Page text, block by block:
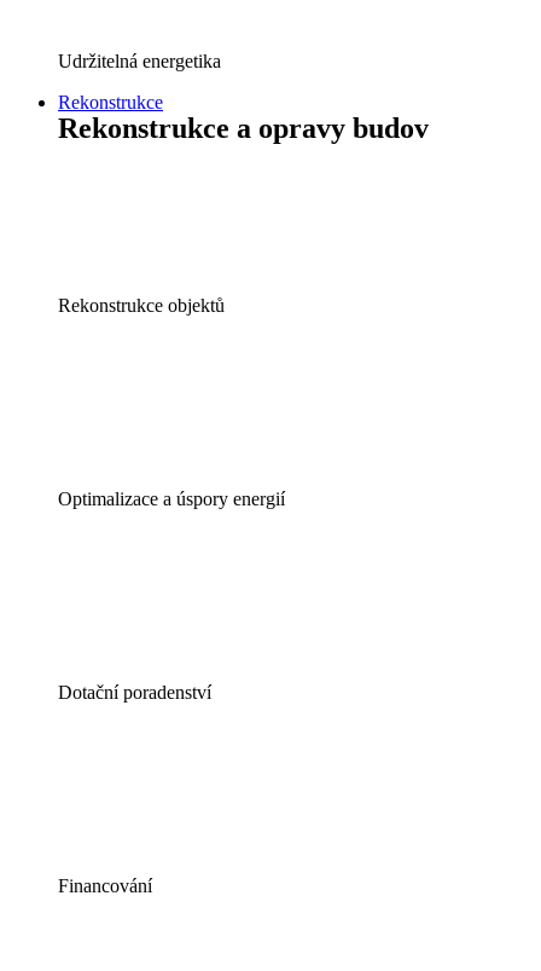
Udržitelná energetika
Rekonstrukce
Rekonstrukce a opravy budov
Rekonstrukce objektů
Optimalizace a úspory energií
Dotační poradenství
Financování